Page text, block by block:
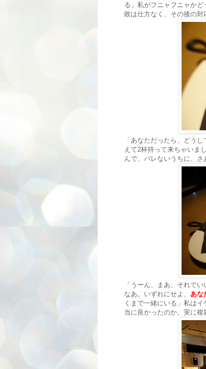
る」私がフニャフニャか
敗は仕方なく、その後の対
「あなただったら、どう
えて2杯持って来ちゃいま
んで、バレないうちに、
「うーん、まあ、それで
なあ。いずれにせよ、 あな
くまで一緒にいる」私は
当に良かったのか。実に複